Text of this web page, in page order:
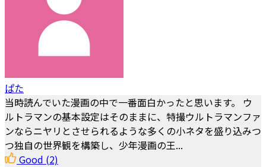
ぱた
当時読んでいた漫画の中で一番面白かったと思います。 ウ
ルトラマンの基本設定はそのままに、特撮ウルトラマンファ
ンならニヤリとさせられるような多くの小ネタを盛り込みつ
つ独自の世界観を構築し、少年漫画の王...
Good (2)